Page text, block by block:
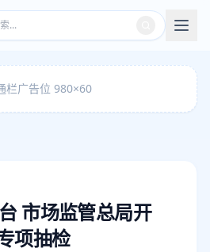
栏广告位 980×60
市场监管总局开
项抽检